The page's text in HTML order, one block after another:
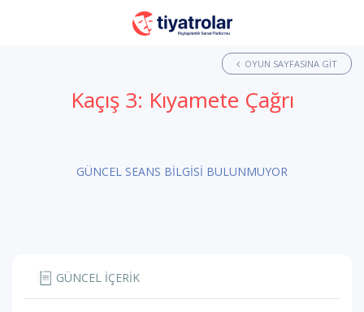
OYUN SAYFASINA GIT
Kaçış 3: Kıyamete Çağrı
GÜNCEL SEANS BİLGİSİ BULUNMUYOR
GÜNCEL İÇERİK